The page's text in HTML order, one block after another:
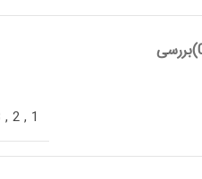
بررسی
1
,
2
,